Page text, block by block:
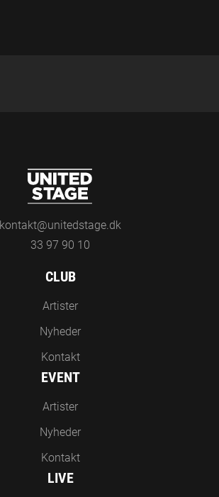
kontakt@unitedstage.dk
33 97 90 10
CLUB
Artister
Nyheder
Kontakt
EVENT
Artister
Nyheder
Kontakt
LIVE